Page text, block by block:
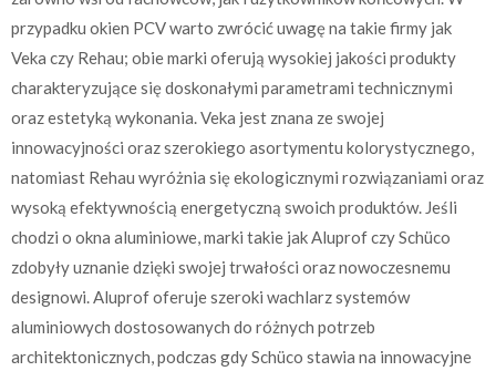
przypadku okien PCV warto zwrócić uwagę na takie firmy jak
Veka czy Rehau; obie marki oferują wysokiej jakości produkty
charakteryzujące się doskonałymi parametrami technicznymi
oraz estetyką wykonania. Veka jest znana ze swojej
innowacyjności oraz szerokiego asortymentu kolorystycznego,
natomiast Rehau wyróżnia się ekologicznymi rozwiązaniami oraz
wysoką efektywnością energetyczną swoich produktów. Jeśli
chodzi o okna aluminiowe, marki takie jak Aluprof czy Schüco
zdobyły uznanie dzięki swojej trwałości oraz nowoczesnemu
designowi. Aluprof oferuje szeroki wachlarz systemów
aluminiowych dostosowanych do różnych potrzeb
architektonicznych, podczas gdy Schüco stawia na innowacyjne